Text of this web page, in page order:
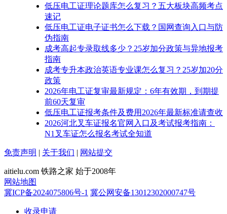
低压电工证理论题库怎么复习？五大板块高频考点
速记
低压电工证电子证书怎么下载？国网查询入口与防
伪指南
成考高起专录取线多少？25岁加分政策与异地报考
指南
成考专升本政治英语专业课怎么复习？25岁加20分
政策
2026年电工证复审最新规定：6年有效期，到期提
前60天复审
低压电工证报考条件及费用2026年最新标准请查收
2026河北叉车证报名官网入口及考试报考指南：
N1叉车证怎么报名考试全知道
免责声明 | 关于我们 | 网站提交
aitielu.com 铁路之家 始于2008年
网站地图
冀ICP备2024075806号-1 冀公网安备13012302000747号
收录申请